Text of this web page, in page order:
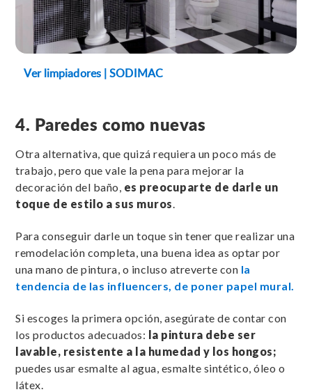
Ver limpiadores | SODIMAC
4. Paredes como nuevas
Otra alternativa, que quizá requiera un poco más de
trabajo, pero que vale la pena para mejorar la
decoración del baño, es preocuparte de darle un
toque de estilo a sus muros
Para conseguir darle un toque sin tener que realizar una
remodelación completa, una buena idea as optar por
una mano de pintura, o incluso atreverte con la
tendencia de las influencers, de poner papel mural.
Si escoges la primera opción, asegúrate de contar con
los productos adecuados: la pintura debe ser
lavable, resistente a la humedad y los hongos;
puedes usar esmalte al agua, esmalte sintético, óleo o
látex.